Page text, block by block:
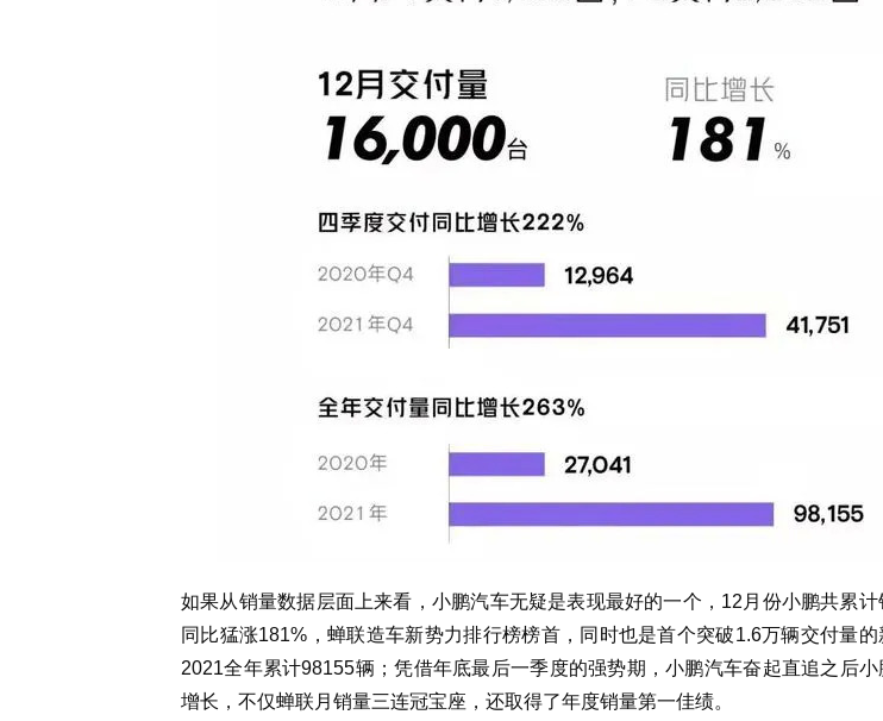
如果从销量数据层面上来看，小鹏汽车无疑是表现最好的一个，12月份小鹏共累计
同比猛涨181%，蝉联造车新势力排行榜榜首，同时也是首个突破1.6万辆交付量的
2021全年累计98155辆；凭借年底最后一季度的强势期，小鹏汽车奋起直追之后
增长，不仅蝉联月销量三连冠宝座，还取得了年度销量第一佳绩。